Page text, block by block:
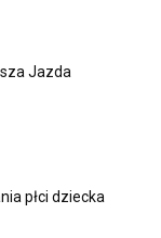
Jazda
płci dziecka